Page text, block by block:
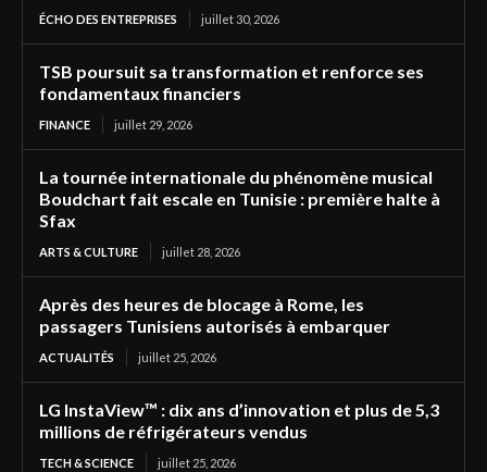
ÉCHO DES ENTREPRISES juillet 30, 2026
TSB poursuit sa transformation et renforce ses
fondamentaux financiers
FINANCE juillet 29, 2026
La tournée internationale du phénomène musical
Boudchart fait escale en Tunisie : première halte à
Sfax
ARTS & CULTURE juillet 28, 2026
Après des heures de blocage à Rome, les
passagers Tunisiens autorisés à embarquer
ACTUALITÉS juillet 25, 2026
LG InstaView™ : dix ans d’innovation et plus de 5,3
millions de réfrigérateurs vendus
TECH & SCIENCE juillet 25, 2026